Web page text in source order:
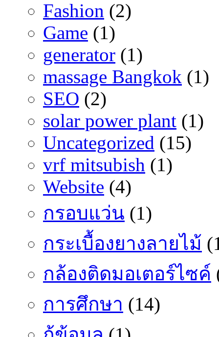
Fashion (2)
Game (1)
generator (1)
massage Bangkok (1)
SEO (2)
solar power plant (1)
Uncategorized (15)
vrf mitsubish (1)
Website (4)
กรอบแว่น (1)
กระเบื้องยางลายไม้
กล้องติดมอเตอร์ไซค์
การศึกษา (14)